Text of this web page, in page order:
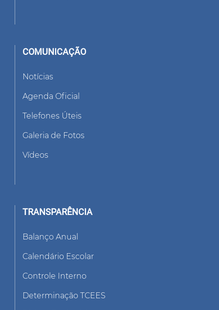
COMUNICAÇÃO
Notícias
Agenda Oficial
Telefones Úteis
Galeria de Fotos
Vídeos
TRANSPARÊNCIA
Balanço Anual
Calendário Escolar
Controle Interno
Determinação TCEES